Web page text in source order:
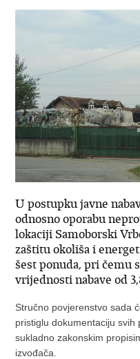
U postupku javne
odnosno oporabu
lokaciji Samoborski
zaštitu okoliša i
šest ponuda, pri čemu
vrijednosti nabave od
Stručno povjerenstvo sada
pristiglu dokumentaciju svih
sukladno zakonskim
izvođača.